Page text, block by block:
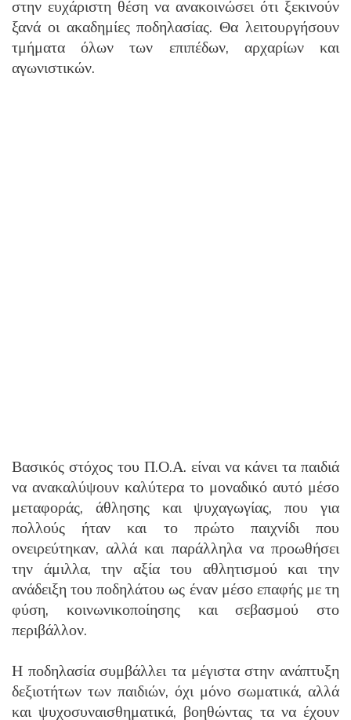
στην ευχάριστη θέση να ανακοινώσει ότι ξεκινούν
ξανά οι ακαδημίες ποδηλασίας. Θα λειτουργήσουν
τμήματα όλων των επιπέδων, αρχαρίων και
αγωνιστικών.
Βασικός στόχος του Π.Ο.Α. είναι να κάνει τα παιδιά
να ανακαλύψουν καλύτερα το μοναδικό αυτό μέσο
μεταφοράς, άθλησης και ψυχαγωγίας, που για
πολλούς ήταν και το πρώτο παιχνίδι που
ονειρεύτηκαν, αλλά και παράλληλα να προωθήσει
την άμιλλα, την αξία του αθλητισμού και την
ανάδειξη του ποδηλάτου ως έναν μέσο επαφής με τη
φύση, κοινωνικοποίησης και σεβασμού στο
περιβάλλον.
Η ποδηλασία συμβάλλει τα μέγιστα στην ανάπτυξη
δεξιοτήτων των παιδιών, όχι μόνο σωματικά, αλλά
και ψυχοσυναισθηματικά, βοηθώντας τα να έχουν